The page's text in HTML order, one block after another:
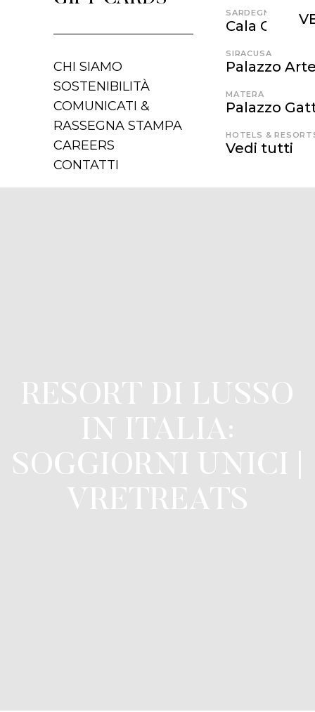
CHI SIAMO
SOSTENIBILITÀ
COMUNICATI &
RASSEGNA STAMPA
CAREERS
CONTATTI
SARDEGNA
Cala
SIRACUSA
Palazzo
MATERA
Palazzo
HOTELS &
Vedi tutti
RESORT DI LUSSO
IN ITALIA:
SOGGIORNI UNICI |
VRETREATS